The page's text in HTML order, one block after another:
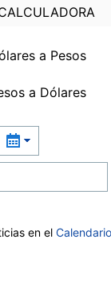
a Pesos
a Dólares
en el